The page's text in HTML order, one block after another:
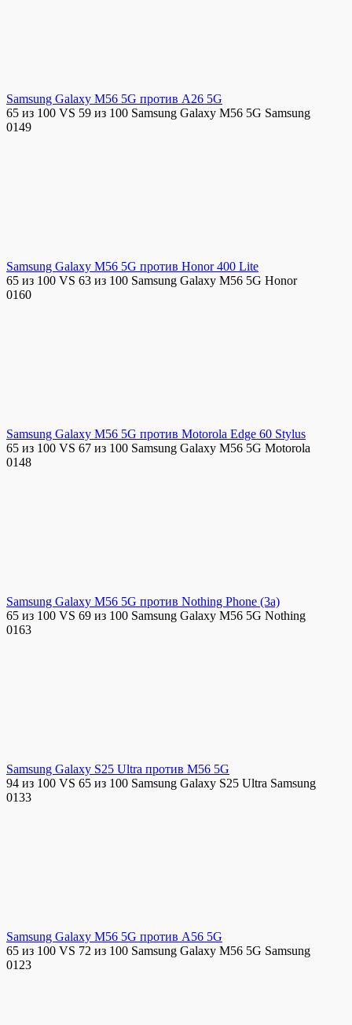
Samsung Galaxy M56 5G против A26 5G
65 из 100 VS 59 из 100 Samsung Galaxy M56 5G Samsung
0149
Samsung Galaxy M56 5G против Honor 400 Lite
65 из 100 VS 63 из 100 Samsung Galaxy M56 5G Honor
0160
Samsung Galaxy M56 5G против Motorola Edge 60 Stylus
65 из 100 VS 67 из 100 Samsung Galaxy M56 5G Motorola
0148
Samsung Galaxy M56 5G против Nothing Phone (3a)
65 из 100 VS 69 из 100 Samsung Galaxy M56 5G Nothing
0163
Samsung Galaxy S25 Ultra против M56 5G
94 из 100 VS 65 из 100 Samsung Galaxy S25 Ultra Samsung
0133
Samsung Galaxy M56 5G против A56 5G
65 из 100 VS 72 из 100 Samsung Galaxy M56 5G Samsung
0123